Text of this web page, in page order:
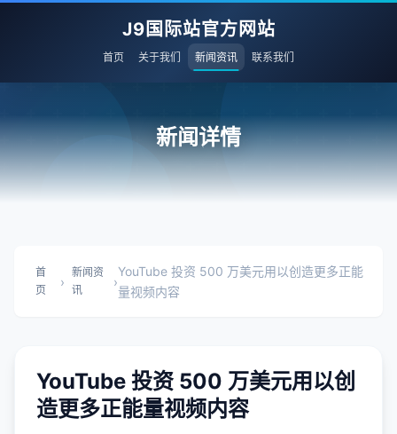
J9国际站官方网站
首页 关于我们 新闻资讯 联系我们
新闻详情
首
页
›
新闻资
讯
›
YouTube 投资 500 万美元用以创造更多正能
量视频内容
YouTube 投资 500 万美元用以创
造更多正能量视频内容